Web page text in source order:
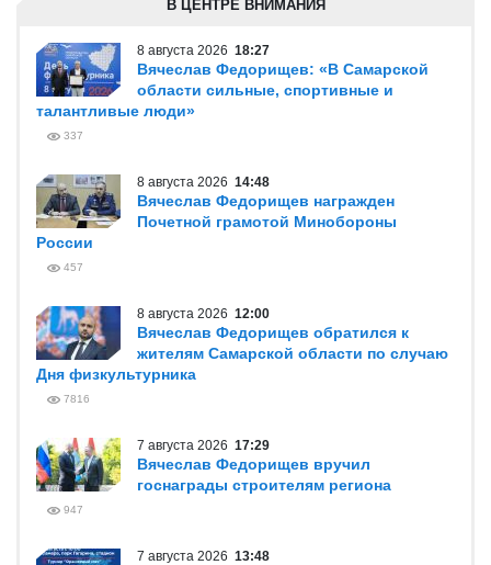
В ЦЕНТРЕ ВНИМАНИЯ
8 августа 2026 18:27
Вячеслав Федорищев: «В Самарской
области сильные, спортивные и
талантливые люди»
337
8 августа 2026 14:48
Вячеслав Федорищев награжден
Почетной грамотой Минобороны
России
457
8 августа 2026 12:00
Вячеслав Федорищев обратился к
жителям Самарской области по случаю
Дня физкультурника
7816
7 августа 2026 17:29
Вячеслав Федорищев вручил
госнаграды строителям региона
947
7 августа 2026 13:48